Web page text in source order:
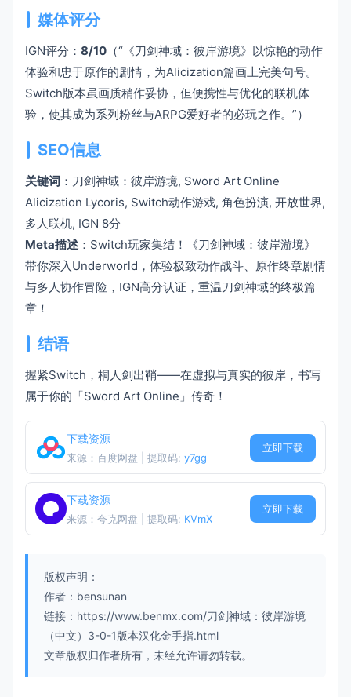
媒体评分
IGN评分： 8/10 （“《刀剑神域：彼岸游境》以惊艳的动作
体验和忠于原作的剧情，为Alicization篇画上完美句号。
Switch版本虽画质稍作妥协，但便携性与优化的联机体
验，使其成为系列粉丝与ARPG爱好者的必玩之作。”）
SEO信息
关键词 ：刀剑神域：彼岸游境, Sword Art Online
Alicization Lycoris, Switch动作游戏, 角色扮演, 开放世界,
多人联机, IGN 8分
Meta描述 ：Switch玩家集结！《刀剑神域：彼岸游境》
带你深入Underworld，体验极致动作战斗、原作终章剧情
与多人协作冒险，IGN高分认证，重温刀剑神域的终极篇
章！
结语
握紧Switch，桐人剑出鞘——在虚拟与真实的彼岸，书写
属于你的「Sword Art Online」传奇！
下载资源
来源：百度网盘 | 提取码: y7gg
立即下载
下载资源
来源：夸克网盘 | 提取码: KVmX
立即下载
版权声明：
作者：bensunan
链接：https://www.benmx.com/刀剑神域：彼岸游境
（中文）3-0-1版本汉化金手指.html
文章版权归作者所有，未经允许请勿转载。